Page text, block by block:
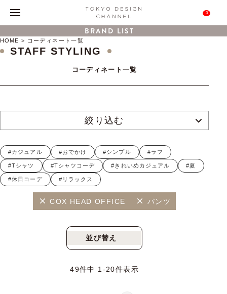
0
BRAND LIST
HOME コーディネート一覧
STAFF STYLING
コーディネート一覧
絞り込む
#カジュアル #おでかけ #シンプル #ラフ
#Tシャツ #Tシャツコーデ #きれいめカジュアル #夏
#休日コーデ #リラックス
COX HEAD OFFICE パンツ
並び替え
49件中 1 -20件表示